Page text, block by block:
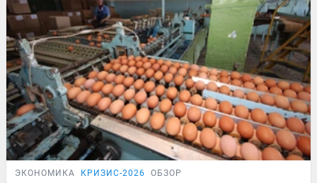
ЭКОНОМИКА КРИЗИС-2026 ОБЗОР